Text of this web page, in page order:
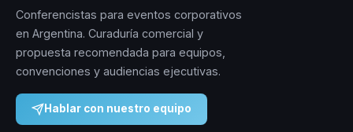
Conferencistas para eventos corporativos
en Argentina. Curaduría comercial y
propuesta recomendada para equipos,
convenciones y audiencias ejecutivas.
Hablar con nuestro equipo